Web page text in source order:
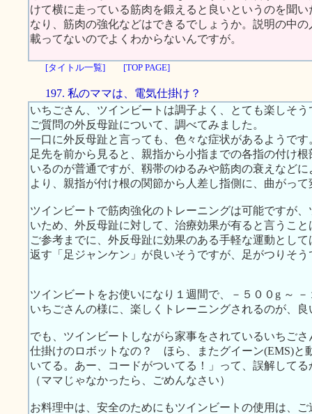
けて横に走っている筋肉を鍛えると良いというのを聞
なり、筋肉の強化などはできるでしょうか。説明の中
載ってないのでよくわからないんですが。
[タイトル一覧] [TOP PAGE]
197. 私のママは、電気仕掛け？
いちごさん、ツインビートは調子よく、とても楽しそう
ご質問の外反母趾について、調べてみました。
一口に外反母趾と言っても、色々な症状があるようです
足先を前から見ると、親指から小指までの各指の付け
いるのが普通ですが、靱帯のゆるみや筋肉の衰えなど
より、親指が付け根の関節から人差し指側に、曲がっ
ツインビートで筋肉強化のトレーニングは可能ですが
いため、外反母趾に対して、治療効果が有ると言うこ
ご参考までに、外反母趾に効果のある手軽な運動とし
返す「足ジャンケン」が良いそうですが、足がつりそう
ツインビートをお使いになり１週間で、－５００g ～
いちごさんの様に、楽しくトレーニングされるのが、
でも、ツインビートしながら家事をされているいちご
仕掛けのロボットなの？ ほら、またグイーン(EMS)と
いてる。あー、コードがついてる！」って、誤解してる
（ママじゃなかったら、ごめんなさい）
お料理中は、安全のためにもツインビートの使用は、ご